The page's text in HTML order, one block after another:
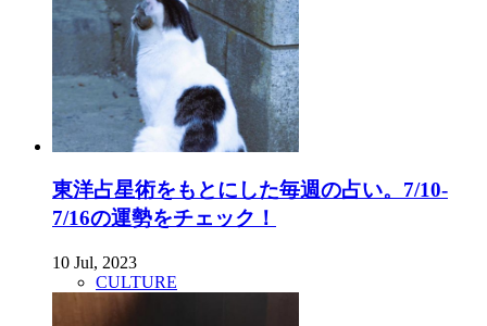
東洋占星術をもとにした毎週の占い。7/10-
7/16の運勢をチェック！
10 Jul, 2023
CULTURE